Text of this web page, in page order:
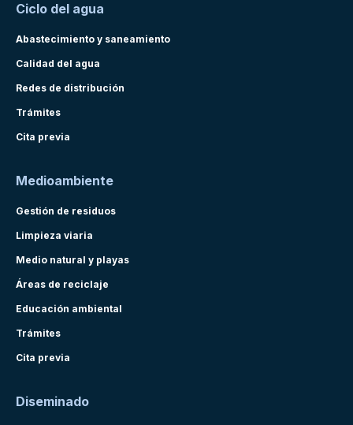
Ciclo del agua
Abastecimiento y saneamiento
Calidad del agua
Redes de distribución
Trámites
Cita previa
Medioambiente
Gestión de residuos
Limpieza viaria
Medio natural y playas
Áreas de reciclaje
Educación ambiental
Trámites
Cita previa
Diseminado